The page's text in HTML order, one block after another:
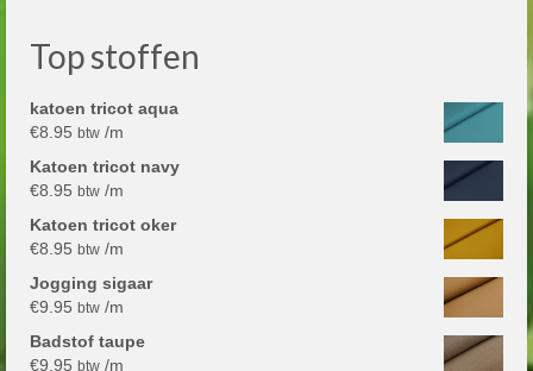
Top stoffen
katoen tricot aqua
€8.95 btw /m
Katoen tricot navy
€8.95 btw /m
Katoen tricot oker
€8.95 btw /m
Jogging sigaar
€9.95 btw /m
Badstof taupe
€9.95 btw /m